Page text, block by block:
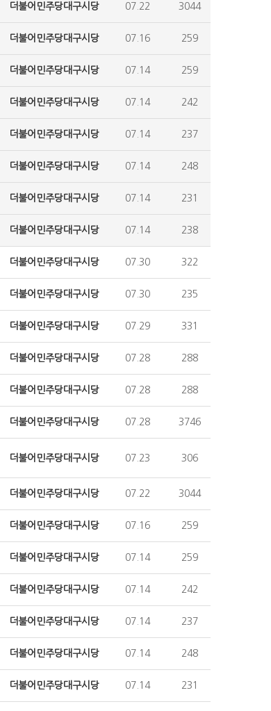
더불어민주당대구시당 07.22 3044
더불어민주당대구시당 07.16 259
더불어민주당대구시당 07.14 259
더불어민주당대구시당 07.14 242
더불어민주당대구시당 07.14 237
더불어민주당대구시당 07.14 248
더불어민주당대구시당 07.14 231
더불어민주당대구시당 07.14 238
더불어민주당대구시당 07.30 322
더불어민주당대구시당 07.30 235
더불어민주당대구시당 07.29 331
더불어민주당대구시당 07.28 288
더불어민주당대구시당 07.28 288
더불어민주당대구시당 07.28 3746
더불어민주당대구시당 07.23 306
더불어민주당대구시당 07.22 3044
더불어민주당대구시당 07.16 259
더불어민주당대구시당 07.14 259
더불어민주당대구시당 07.14 242
더불어민주당대구시당 07.14 237
더불어민주당대구시당 07.14 248
더불어민주당대구시당 07.14 231